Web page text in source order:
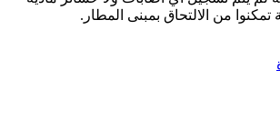
من الالتحاق بمبنى المطار.